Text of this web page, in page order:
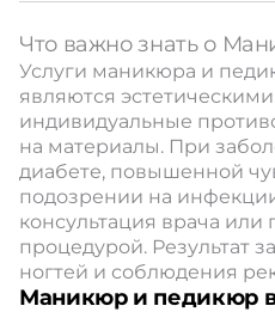
Что важно знать о
Услуги маникюра и
являются
индивидуальные
на материалы. При
диабете, повышенной
подозрении на
консультация врача или
процедурой. Результат
ногтей и соблюдения
Маникюр и педикюр